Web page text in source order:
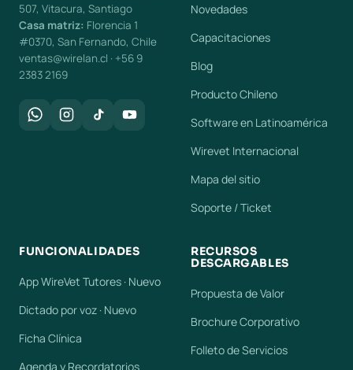
507, Vitacura, Santiago
Casa matriz: Florencia 1
#0370, San Fernando, Chile
ventas@wirelan.cl · +56 9
2383 2169
Novedades
Capacitaciones
Blog
Producto Chileno
Software en Latinoamérica
Wirevet Internacional
Mapa del sitio
Soporte / Ticket
FUNCIONALIDADES
App WireVet Tutores · Nuevo
Dictado por voz · Nuevo
Ficha Clínica
Agenda y Recordatorios
RECURSOS
DESCARGABLES
Propuesta de Valor
Brochure Corporativo
Folleto de Servicios